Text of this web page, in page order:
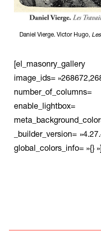
Daniel Vierge. Victor Hugo,
[el_masonry_gallery
image_ids=
_builder_version=
global_colors_info= »{}